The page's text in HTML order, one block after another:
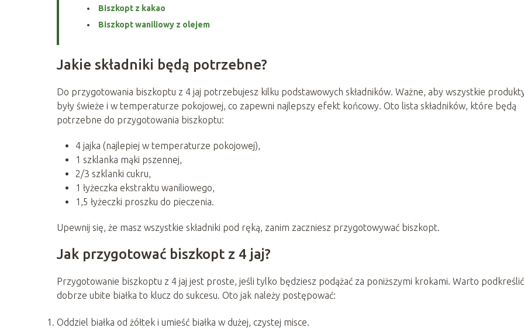
Biszkopt z kakao
Biszkopt waniliowy z olejem
Jakie składniki będą potrzebne?
Do przygotowania biszkoptu z 4 jaj potrzebujesz kilku podstawowych składników. Ważne, aby wszystkie
były świeże i w temperaturze pokojowej, co zapewni najlepszy efekt końcowy. Oto lista składników, które będą
potrzebne do przygotowania biszkoptu:
4 jajka (najlepiej w temperaturze pokojowej),
1 szklanka mąki pszennej,
2/3 szklanki cukru,
1 łyżeczka ekstraktu waniliowego,
1,5 łyżeczki proszku do pieczenia.
Upewnij się, że masz wszystkie składniki pod ręką, zanim zaczniesz przygotowywać biszkopt.
Jak przygotować biszkopt z 4 jaj?
Przygotowanie biszkoptu z 4 jaj jest proste, jeśli tylko będziesz podążać za poniższymi krokami. Warto
dobrze ubite białka to klucz do sukcesu. Oto jak należy postępować:
Oddziel białka od żółtek i umieść białka w dużej, czystej misce.